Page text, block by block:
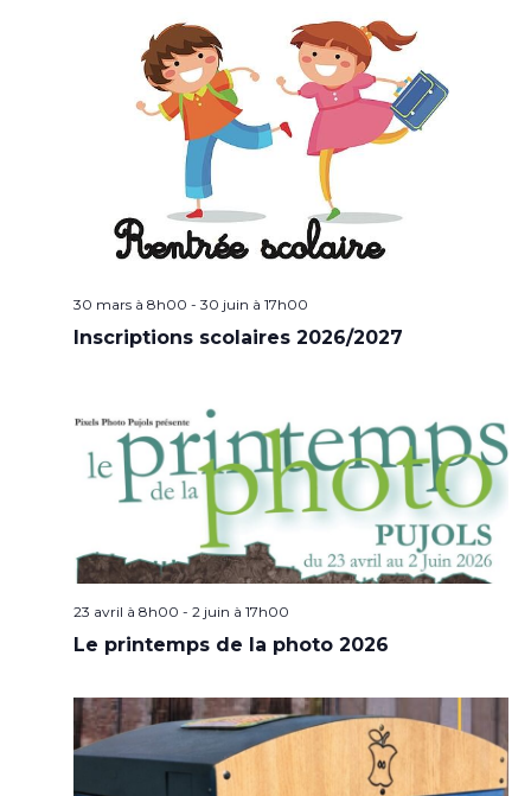
30 mars à 8h00 - 30 juin à 17h00
Inscriptions scolaires 2026/2027
23 avril à 8h00 - 2 juin à 17h00
Le printemps de la photo 2026